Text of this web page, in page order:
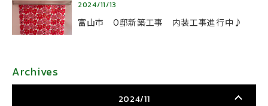
2024/11/13
富山市 O邸新築工事 内装工事進行中♪
Archives
2024/11